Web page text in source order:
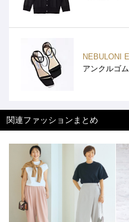
NEBULONI
アンクルゴ
関連ファッションまとめ